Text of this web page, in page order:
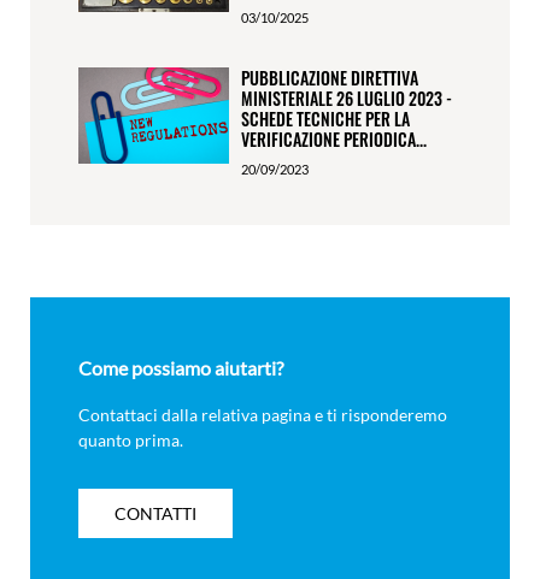
03/10/2025
PUBBLICAZIONE DIRETTIVA
MINISTERIALE 26 LUGLIO 2023 -
SCHEDE TECNICHE PER LA
VERIFICAZIONE PERIODICA...
20/09/2023
Come possiamo aiutarti?
Contattaci dalla relativa pagina e ti risponderemo
quanto prima.
CONTATTI